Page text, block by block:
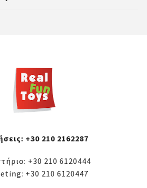
στην αυλή ή το πάρκο.
ενισχύοντας τη
έκφραση.
+30 210 2162287
+30 210 6120444
+30 210 6120447